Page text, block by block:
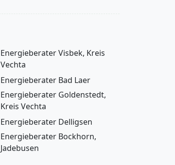
Energieberater Visbek, Kreis
Vechta
Energieberater Bad Laer
Energieberater Goldenstedt,
Kreis Vechta
Energieberater Delligsen
Energieberater Bockhorn,
Jadebusen